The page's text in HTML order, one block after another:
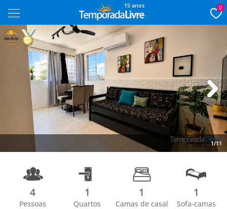
15 anos 0
1/11
Next
4
Pessoas
1
Quartos
1
Camas de casal
1
Sofa-camas